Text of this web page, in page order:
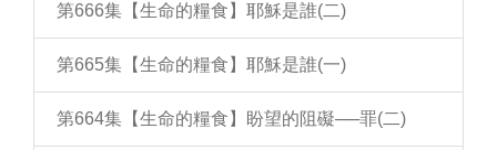
第666集【生命的糧食】耶穌是誰(二)
第665集【生命的糧食】耶穌是誰(一)
第664集【生命的糧食】盼望的阻礙──罪(二)